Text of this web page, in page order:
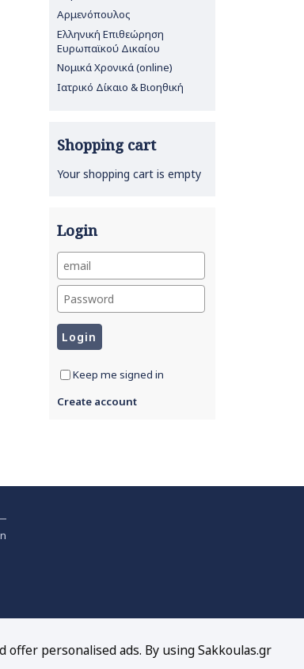
Αρμενόπουλος
Ελληνική Επιθεώρηση
Ευρωπαϊκού Δικαίου
Νομικά Χρονικά (online)
Ιατρικό Δίκαιο & Βιοηθική
Shopping cart
Your shopping cart is empty
Login
Keep me signed in
Create account
personalised ads. By using Sakkoulas.gr